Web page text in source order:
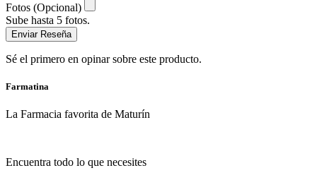
Fotos (Opcional)
Sube hasta 5 fotos.
Enviar Reseña
Sé el primero en opinar sobre este producto.
Farmatina
La Farmacia favorita de Maturín
Encuentra todo lo que necesites